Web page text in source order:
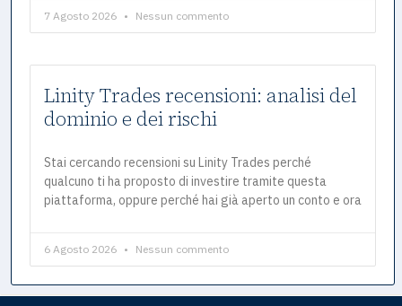
7 Agosto 2026 Nessun commento
Linity Trades recensioni: analisi del
dominio e dei rischi
Stai cercando recensioni su Linity Trades perché
qualcuno ti ha proposto di investire tramite questa
piattaforma, oppure perché hai già aperto un conto e ora
6 Agosto 2026 Nessun commento